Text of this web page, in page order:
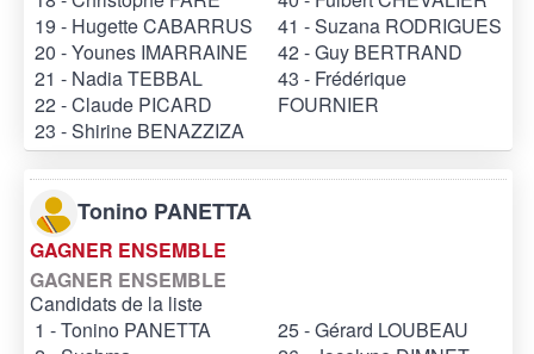
19 - Hugette CABARRUS
20 - Younes IMARRAINE
21 - Nadia TEBBAL
22 - Claude PICARD
23 - Shirine BENAZZIZA
41 - Suzana RODRIGUES
42 - Guy BERTRAND
43 - Frédérique
FOURNIER
Tonino PANETTA
GAGNER ENSEMBLE
GAGNER ENSEMBLE
Candidats de la liste
1 - Tonino PANETTA
25 - Gérard LOUBEAU